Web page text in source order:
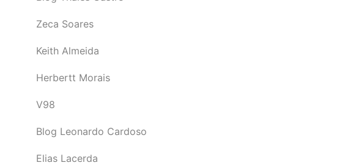
Zeca Soares
Keith Almeida
Herbertt Morais
V98
Blog Leonardo Cardoso
Elias Lacerda